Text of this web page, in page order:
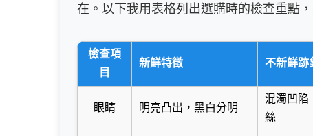
在。以下我用表格列出選購時的檢查重點
檢查項
目
新鮮特徵 不新鮮跡
眼睛 明亮凸出，黑白分明
混濁凹陷
絲